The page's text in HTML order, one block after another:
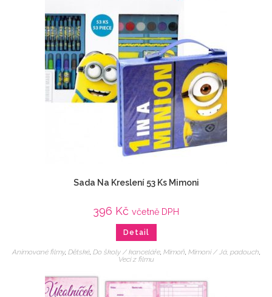
Sada Na Kreslení 53 Ks Mimoni
396 Kč včetně DPH
Detail
Animované filmy, Dětské, Do školy / kanceláře, Mimoň, Mimoni / Já, padouch,
Veci z filmu